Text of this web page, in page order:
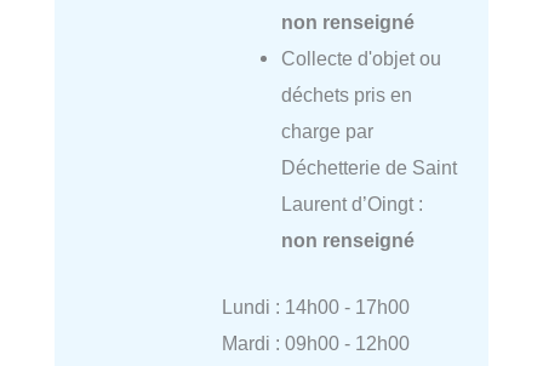
non renseigné
Collecte d'objet ou
déchets pris en
charge par
Déchetterie de Saint
Laurent d’Oingt :
non renseigné
Lundi : 14h00 - 17h00
Mardi : 09h00 - 12h00